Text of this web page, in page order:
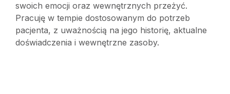
swoich emocji oraz wewnętrznych przeżyć.
Pracuję w tempie dostosowanym do potrzeb
pacjenta, z uważnością na jego historię, aktualne
doświadczenia i wewnętrzne zasoby.